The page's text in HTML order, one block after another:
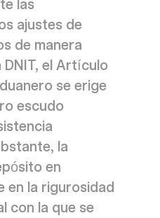
las
ajustes de
de manera
el Artículo
se erige
escudo
la
en
en la rigurosidad
con la que se